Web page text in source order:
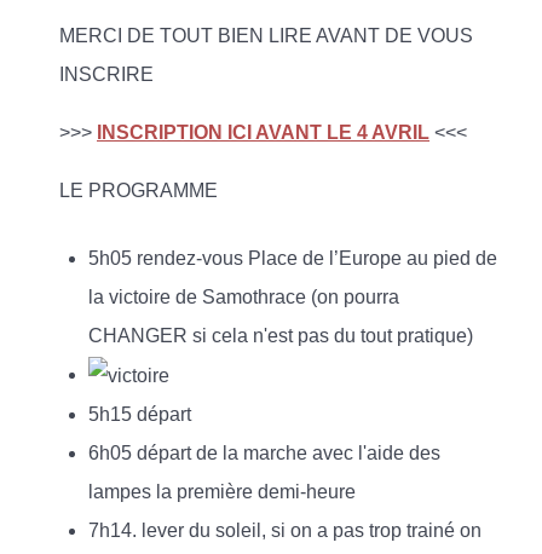
MERCI DE TOUT BIEN LIRE AVANT DE VOUS
INSCRIRE
>>> INSCRIPTION ICI AVANT LE 4 AVRIL <<<
LE PROGRAMME
5h05 rendez-vous Place de l’Europe au pied de
la victoire de Samothrace (on pourra
CHANGER si cela n'est pas du tout pratique)
5h15 départ
6h05 départ de la marche avec l'aide des
lampes la première demi-heure
7h14. lever du soleil, si on a pas trop trainé on